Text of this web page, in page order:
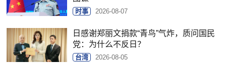
时事 2026-08-07
日感谢郑丽文捐款“青鸟”气炸，质问国民
党：为什么不反日？
台湾 2026-08-05